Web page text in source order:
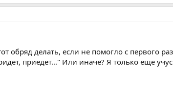
обряд делать, если не помогло с первого
приедет..." Или иначе? Я только еще